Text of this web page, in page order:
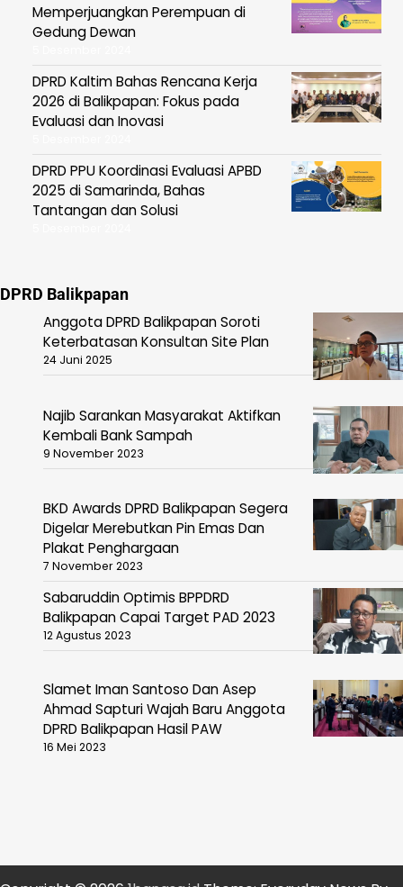
Memperjuangkan Perempuan di
Gedung Dewan
DPRD Kaltim Bahas Rencana Kerja
2026 di Balikpapan: Fokus pada
Evaluasi dan Inovasi
DPRD PPU Koordinasi Evaluasi APBD
2025 di Samarinda, Bahas
Tantangan dan Solusi
DPRD Balikpapan
Anggota DPRD Balikpapan Soroti
Keterbatasan Konsultan Site Plan
24 Juni 2025
Najib Sarankan Masyarakat Aktifkan
Kembali Bank Sampah
9 November 2023
BKD Awards DPRD Balikpapan Segera
Digelar Merebutkan Pin Emas Dan
Plakat Penghargaan
7 November 2023
Sabaruddin Optimis BPPDRD
Balikpapan Capai Target PAD 2023
12 Agustus 2023
Slamet Iman Santoso Dan Asep
Ahmad Sapturi Wajah Baru Anggota
DPRD Balikpapan Hasil PAW
16 Mei 2023